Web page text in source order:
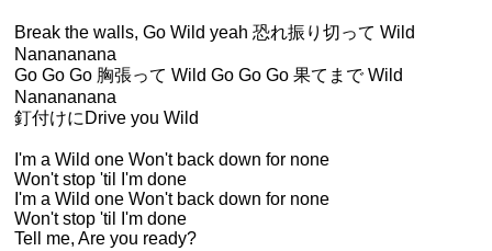
Break the walls, Go Wild yeah 恐れ振り切って Wild
Nanananana
Go Go Go 胸張って Wild Go Go Go 果てまで Wild
Nanananana
釘付けにDrive you Wild
I'm a Wild one Won't back down for none
Won't stop 'til I'm done
I'm a Wild one Won't back down for none
Won't stop 'til I'm done
Tell me, Are you ready?